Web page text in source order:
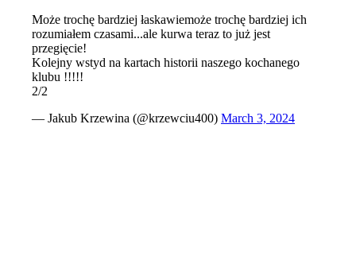
Może trochę bardziej łaskawiemoże trochę bardziej ich
rozumiałem czasami...ale kurwa teraz to już jest
przegięcie!
Kolejny wstyd na kartach historii naszego kochanego
klubu !!!!!
2/2
— Jakub Krzewina (@krzewciu400) March 3, 2024